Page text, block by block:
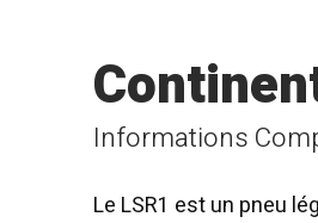
Informations
Le LSR1 est un pneu